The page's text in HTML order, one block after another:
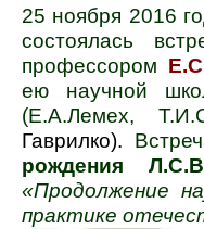
25 ноября 2016
состоялась
профессором
ею научной
(Е.А.Лемех,
Гаврилко).
рождения
«Продолжение
практике